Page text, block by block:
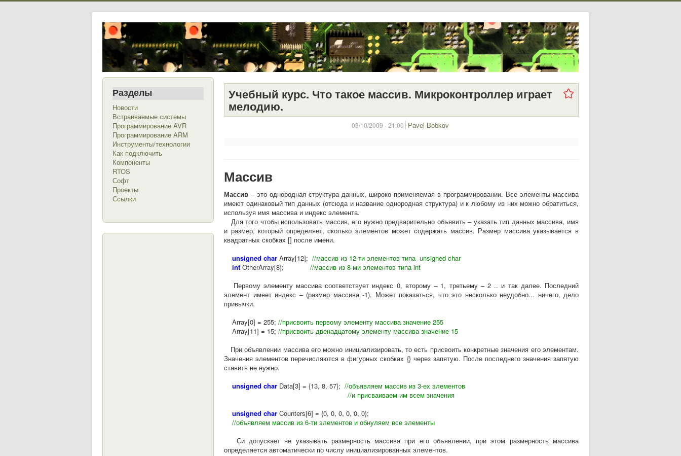
Разделы
Новости
Встраиваемые системы
Программирование AVR
Программирование ARM
Инструменты/технологии
Как подключить
Компоненты
RTOS
Софт
Проекты
Ссылки
Учебный курс. Что такое массив. Микроконтроллер играет
мелодию.
03/10/2009 - 21:00 Pavel Bobkov
Массив
Массив – это однородная структура данных, широко применяемая в программировании. Все элементы массива
имеют одинаковый тип данных (отсюда и название однородная структура) и к любому из них можно обратиться,
используя имя массива и индекс элемента.
Для того чтобы использовать массив, его нужно предварительно объявить – указать тип данных массива, имя
и размер, который определяет, сколько элементов может содержать массив. Размер массива указывается в
квадратных скобках [] после имени.
unsigned char Array[12]; //массив из 12-ти элементов типа unsigned char
int OtherArray[8];
//массив из 8-ми элементов типа int
Первому элементу массива соответствует индекс 0, второму – 1, третьему – 2 .. и так далее. Последний
элемент имеет индекс – (размер массива -1). Может показаться, что это несколько неудобно... ничего, дело
привычки.
Array[0] = 255; //присвоить первому элементу массива значение 255
Array[11] = 15; //присвоить двенадцатому элементу массива значение 15
При объявлении массива его можно инициализировать, то есть присвоить конкретные значения его элементам.
Значения элементов перечисляются в фигурных скобках {} через запятую. После последнего значения запятую
ставить не нужно.
unsigned char Data[3] = {13, 8, 57}; //объявляем массив из 3-ех элементов
//и присваиваем им всем значения
unsigned char Counters[6] = {0, 0, 0, 0, 0, 0};
//объявляем массив из 6-ти элементов и обнуляем все элементы
Си допускает не указывать размерность массива при его объявлении, при этом размерность массива
определяется автоматически по числу инициализированных элементов.